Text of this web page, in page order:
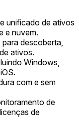
unificado de ativos
e nuvem.
descoberta,
ativos.
Windows,
com e sem
de
de